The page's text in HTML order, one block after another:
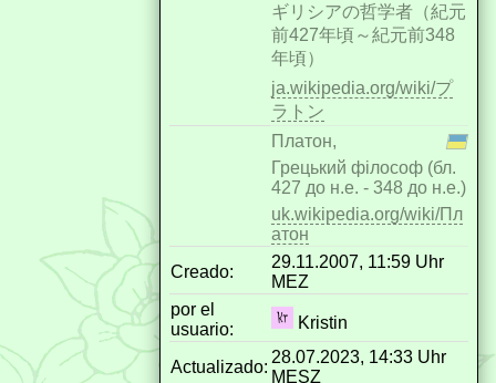
ギリシアの哲学者（紀元
前427年頃～紀元前348
年頃）
ja.wikipedia.org/wiki/プ
ラトン
Платон,
Грецький філософ (бл.
427 до н.е. - 348 до н.е.)
uk.wikipedia.org/wiki/Пл
атон
Creado:
29.11.2007, 11:59 Uhr
MEZ
por el
usuario:
Kristin
Actualizado:
28.07.2023, 14:33 Uhr
MESZ